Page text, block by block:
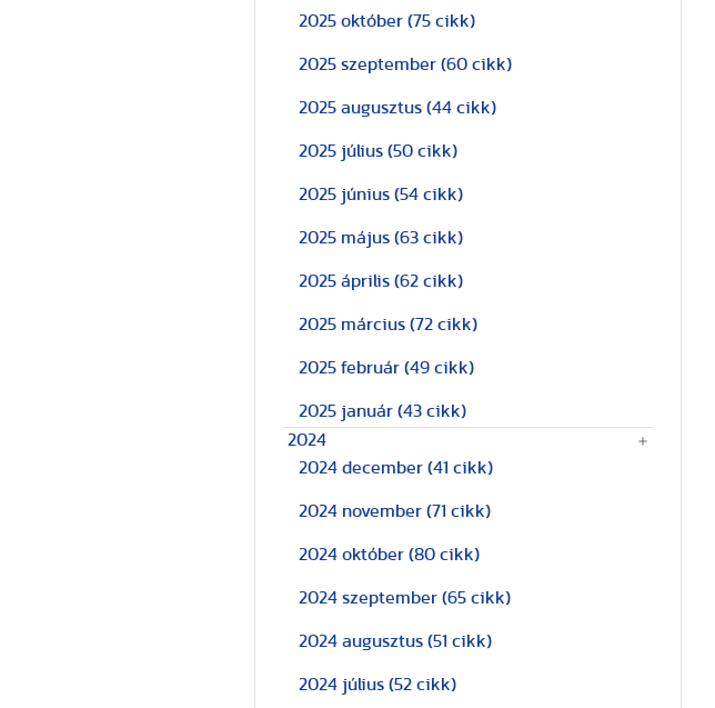
2025 október (75 cikk)
2025 szeptember (60 cikk)
2025 augusztus (44 cikk)
2025 július (50 cikk)
2025 június (54 cikk)
2025 május (63 cikk)
2025 április (62 cikk)
2025 március (72 cikk)
2025 február (49 cikk)
2025 január (43 cikk)
2024
2024 december (41 cikk)
2024 november (71 cikk)
2024 október (80 cikk)
2024 szeptember (65 cikk)
2024 augusztus (51 cikk)
2024 július (52 cikk)